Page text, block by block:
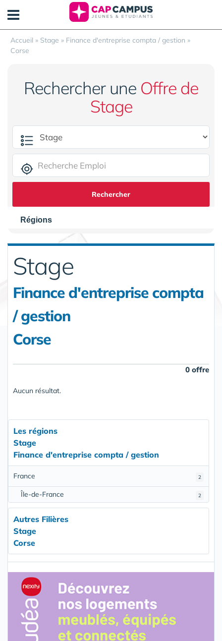
Accueil » Stage » Finance d'entreprise compta / gestion »
Corse
Rechercher une Offre de
Stage
Rechercher
Régions
Stage
Finance d'entreprise compta
/ gestion
Corse
0 offre
Aucun résultat.
Les régions
Stage
Finance d'entreprise compta / gestion
2
France
2
Île-de-France
Autres Filières
Stage
Corse
Panneau de gestion des cookies